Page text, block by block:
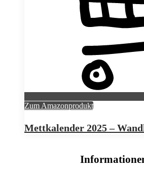
Zum Amazonprodukt
Mettkalender 2025 –